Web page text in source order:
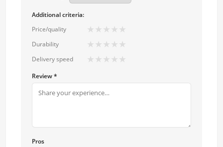
Additional criteria:
Price/quality
★ ★ ★ ★ ★
Durability ★ ★ ★ ★ ★
Delivery speed ★ ★ ★ ★ ★
Review *
Pros